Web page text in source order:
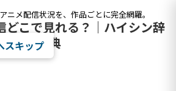
ニメ配信状況を、作品ごとに完全網羅。
どこで見れる？｜ハイシン辞
典
スキップ